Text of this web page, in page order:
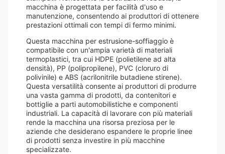
macchina è progettata per facilità d'uso e
manutenzione, consentendo ai produttori di ottenere
prestazioni ottimali con tempi di fermo minimi.
Questa macchina per estrusione-soffiaggio è
compatibile con un'ampia varietà di materiali
termoplastici, tra cui HDPE (polietilene ad alta
densità), PP (polipropilene), PVC (cloruro di
polivinile) e ABS (acrilonitrile butadiene stirene).
Questa versatilità consente ai produttori di produrre
una vasta gamma di prodotti, da contenitori e
bottiglie a parti automobilistiche e componenti
industriali. La capacità di lavorare con più materiali
rende la macchina una risorsa preziosa per le
aziende che desiderano espandere le proprie linee
di prodotti senza investire in più macchine
specializzate.